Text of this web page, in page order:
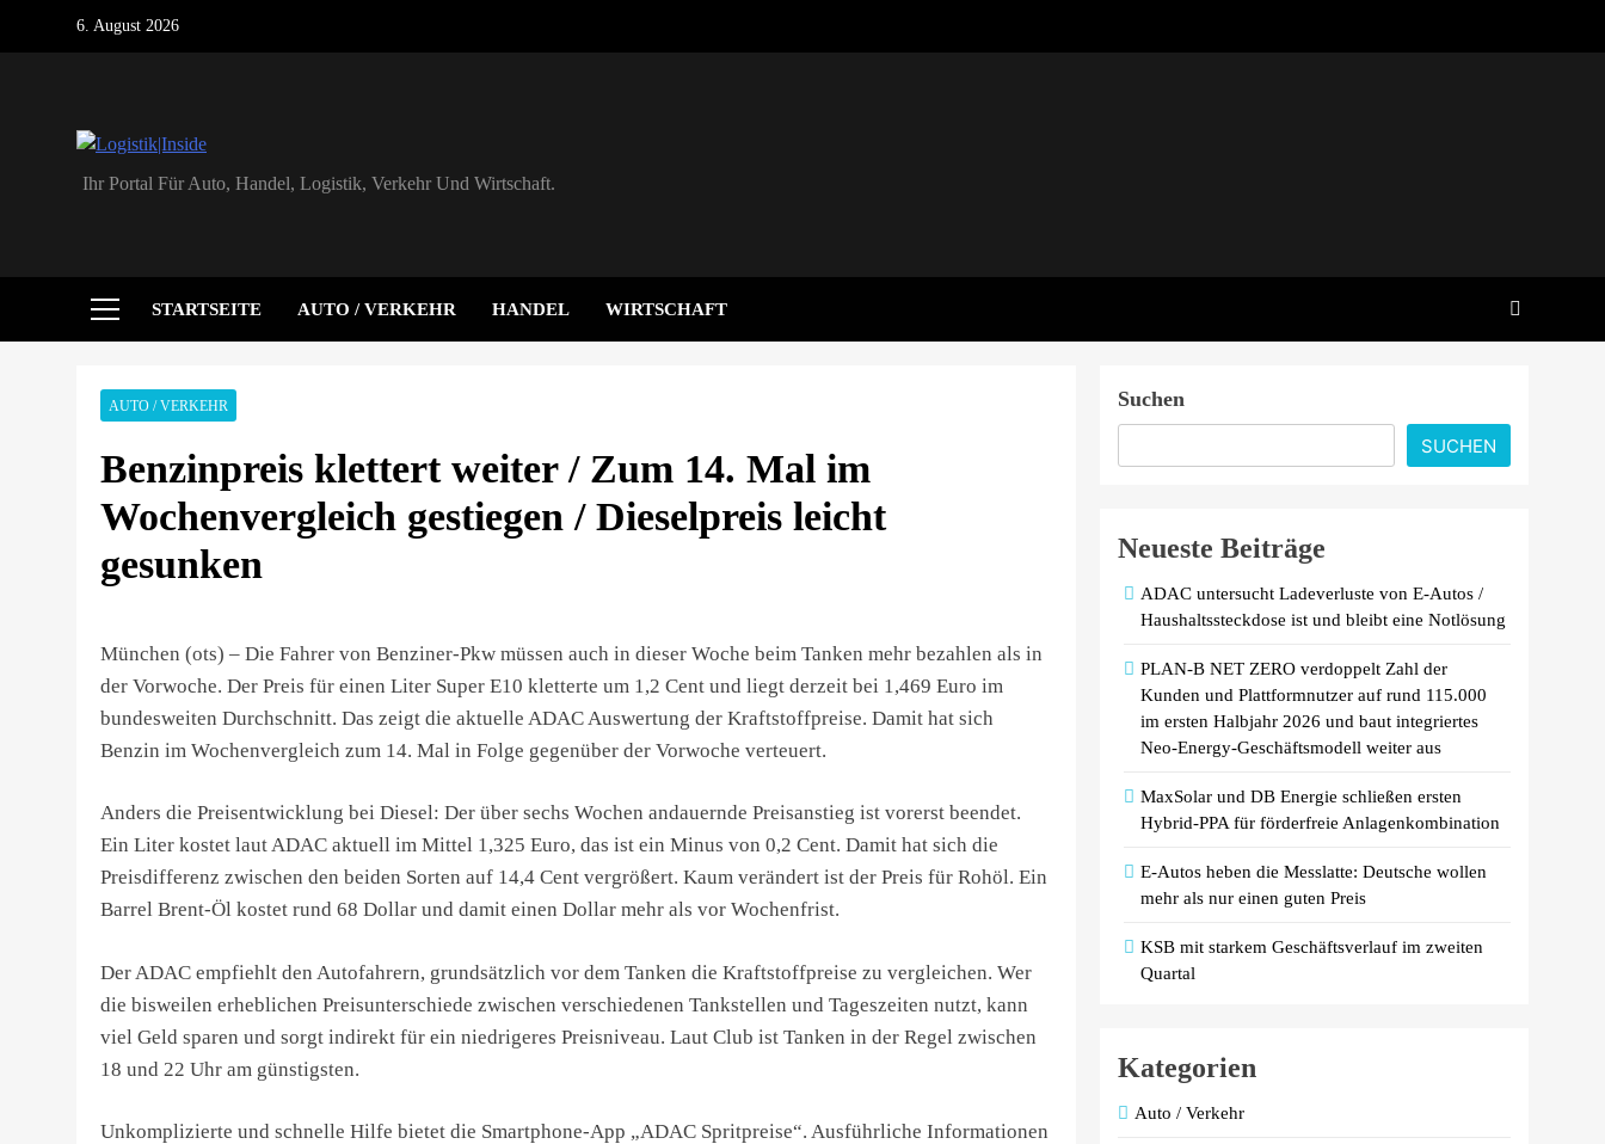
6. August 2026
Logistik|Inside
Ihr Portal Für Auto, Handel, Logistik, Verkehr Und Wirtschaft.
STARTSEITE AUTO / VERKEHR HANDEL WIRTSCHAFT
AUTO / VERKEHR
Benzinpreis klettert weiter / Zum 14. Mal im
Wochenvergleich gestiegen / Dieselpreis leicht
gesunken
München (ots) – Die Fahrer von Benziner-Pkw müssen auch in dieser Woche beim Tanken mehr bezahlen als in
der Vorwoche. Der Preis für einen Liter Super E10 kletterte um 1,2 Cent und liegt derzeit bei 1,469 Euro im
bundesweiten Durchschnitt. Das zeigt die aktuelle ADAC Auswertung der Kraftstoffpreise. Damit hat sich
Benzin im Wochenvergleich zum 14. Mal in Folge gegenüber der Vorwoche verteuert.
Anders die Preisentwicklung bei Diesel: Der über sechs Wochen andauernde Preisanstieg ist vorerst beendet.
Ein Liter kostet laut ADAC aktuell im Mittel 1,325 Euro, das ist ein Minus von 0,2 Cent. Damit hat sich die
Preisdifferenz zwischen den beiden Sorten auf 14,4 Cent vergrößert. Kaum verändert ist der Preis für Rohöl. Ein
Barrel Brent-Öl kostet rund 68 Dollar und damit einen Dollar mehr als vor Wochenfrist.
Der ADAC empfiehlt den Autofahrern, grundsätzlich vor dem Tanken die Kraftstoffpreise zu vergleichen. Wer
die bisweilen erheblichen Preisunterschiede zwischen verschiedenen Tankstellen und Tageszeiten nutzt, kann
viel Geld sparen und sorgt indirekt für ein niedrigeres Preisniveau. Laut Club ist Tanken in der Regel zwischen
18 und 22 Uhr am günstigsten.
Unkomplizierte und schnelle Hilfe bietet die Smartphone-App „ADAC Spritpreise“. Ausführliche Informationen
Suchen
SUCHEN
Neueste Beiträge
ADAC untersucht Ladeverluste von E-Autos /
Haushaltssteckdose ist und bleibt eine Notlösung
PLAN-B NET ZERO verdoppelt Zahl der
Kunden und Plattformnutzer auf rund 115.000
im ersten Halbjahr 2026 und baut integriertes
Neo-Energy-Geschäftsmodell weiter aus
MaxSolar und DB Energie schließen ersten
Hybrid-PPA für förderfreie Anlagenkombination
E-Autos heben die Messlatte: Deutsche wollen
mehr als nur einen guten Preis
KSB mit starkem Geschäftsverlauf im zweiten
Quartal
Kategorien
Auto / Verkehr